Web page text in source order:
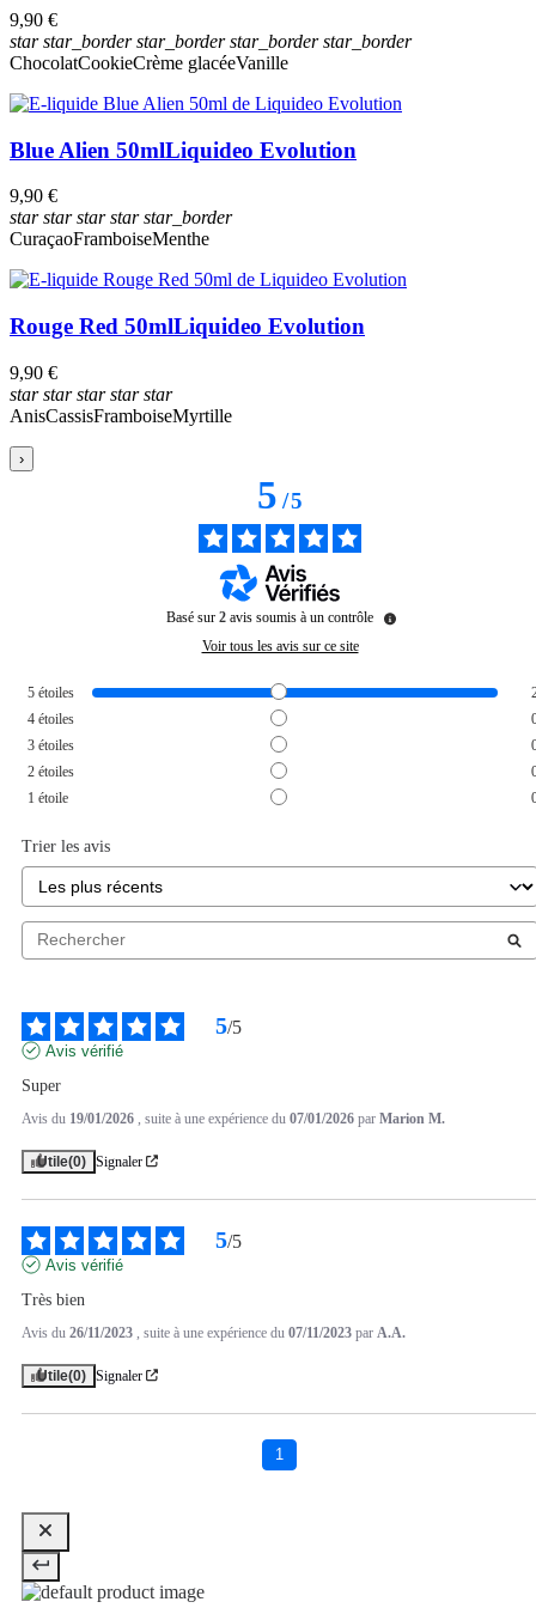
9,90 €
starstar_borderstar_borderstar_borderstar_border
ChocolatCookieCrème glacéeVanille
Blue Alien 50mlLiquideo Evolution
9,90 €
starstarstarstarstar_border
CuraçaoFramboiseMenthe
Rouge Red 50mlLiquideo Evolution
9,90 €
starstarstarstarstar
AnisCassisFramboiseMyrtille
›
5/5
Basé sur 2 avis soumis à un contrôle
Voir tous les avis sur ce site
5 étoiles
4 étoiles
3 étoiles
2 étoiles
1 étoile
Trier les avis
5/5
Avis vérifié
Super
Avis du 19/01/2026 , suite à une expérience du 07/01/2026 par Marion M.
Utile(0) Signaler
5/5
Avis vérifié
Très bien
Avis du 26/11/2023 , suite à une expérience du 07/11/2023 par A.A.
Utile(0) Signaler
1